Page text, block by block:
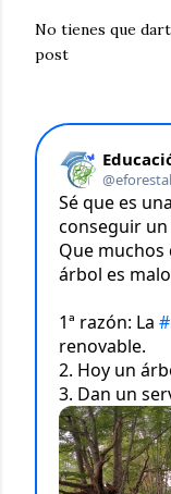
No tienes que
post